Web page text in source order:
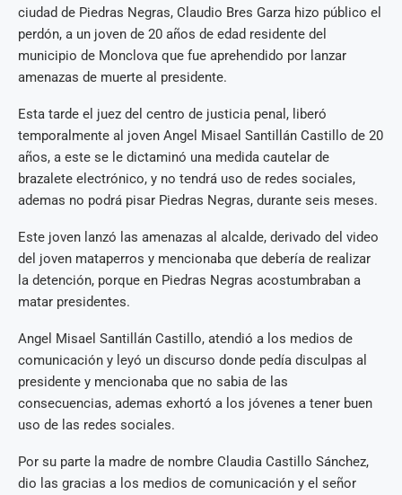
ciudad de Piedras Negras, Claudio Bres Garza hizo público el
perdón, a un joven de 20 años de edad residente del
municipio de Monclova que fue aprehendido por lanzar
amenazas de muerte al presidente.
Esta tarde el juez del centro de justicia penal, liberó
temporalmente al joven Angel Misael Santillán Castillo de 20
años, a este se le dictaminó una medida cautelar de
brazalete electrónico, y no tendrá uso de redes sociales,
ademas no podrá pisar Piedras Negras, durante seis meses.
Este joven lanzó las amenazas al alcalde, derivado del video
del joven mataperros y mencionaba que debería de realizar
la detención, porque en Piedras Negras acostumbraban a
matar presidentes.
Angel Misael Santillán Castillo, atendió a los medios de
comunicación y leyó un discurso donde pedía disculpas al
presidente y mencionaba que no sabia de las
consecuencias, ademas exhortó a los jóvenes a tener buen
uso de las redes sociales.
Por su parte la madre de nombre Claudia Castillo Sánchez,
dio las gracias a los medios de comunicación y el señor